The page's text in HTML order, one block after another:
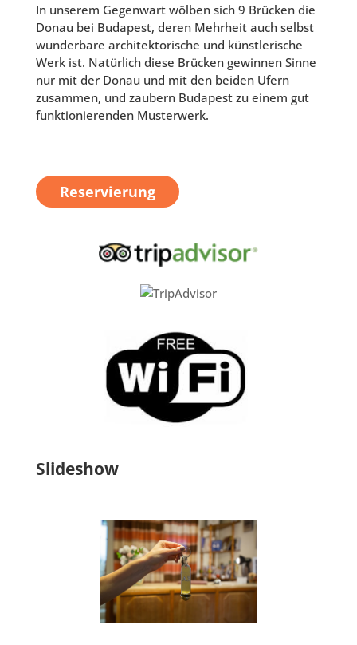
In unserem Gegenwart wölben sich 9 Brücken die
Donau bei Budapest, deren Mehrheit auch selbst
wunderbare architektorische und künstlerische
Werk ist. Natürlich diese Brücken gewinnen Sinne
nur mit der Donau und mit den beiden Ufern
zusammen, und zaubern Budapest zu einem gut
funktionierenden Musterwerk.
Reservierung
Slideshow